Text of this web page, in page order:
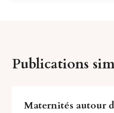
Publications
Maternités autour